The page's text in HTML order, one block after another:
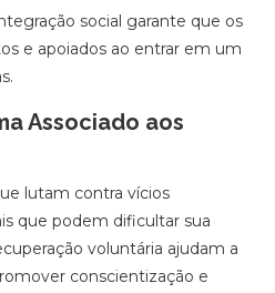
social garante que os
e apoiados ao entrar em um
Associado aos
lutam contra vícios
que podem dificultar sua
voluntária ajudam a
conscientização e